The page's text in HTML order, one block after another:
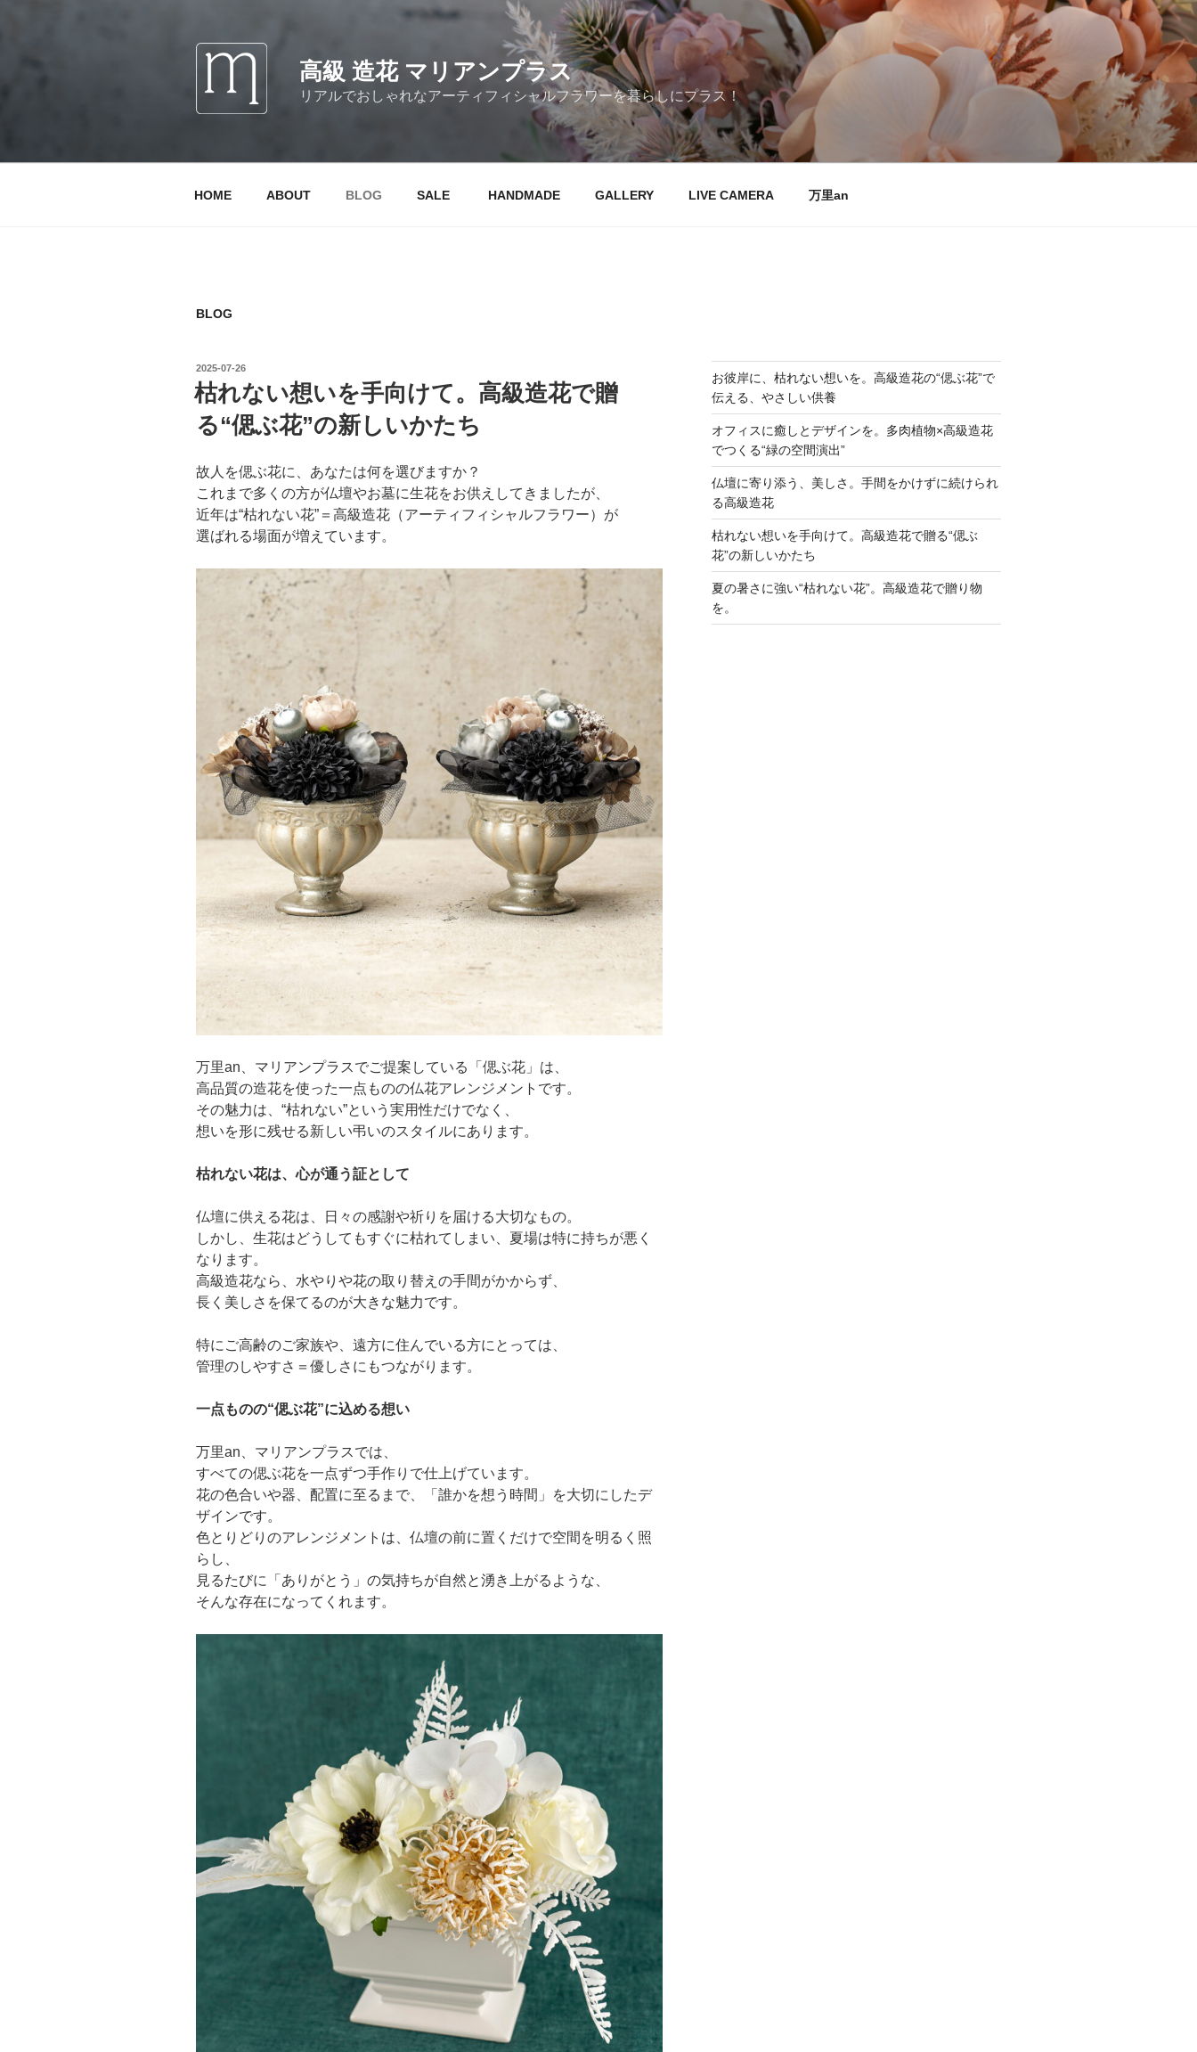
キ
高級 造花 マリアンプラス
リアルでおしゃれなアーティフィシャルフラワーを暮らしにプラス！
HOME ABOUT BLOG SALE HANDMADE GALLERY LIVE CAMERA 万里an
BLOG
投
稿
日:
2025-07-26
枯れない想いを手向けて。高級造花で贈
る“偲ぶ花”の新しいかたち
故人を偲ぶ花に、あなたは何を選びますか？
これまで多くの方が仏壇やお墓に生花をお供えしてきましたが、
近年は“枯れない花”＝高級造花（アーティフィシャルフラワー）が
選ばれる場面が増えています。
万里an、マリアンプラスでご提案している「偲ぶ花」は、
高品質の造花を使った一点ものの仏花アレンジメントです。
その魅力は、“枯れない”という実用性だけでなく、
想いを形に残せる新しい弔いのスタイルにあります。
枯れない花は、心が通う証として
仏壇に供える花は、日々の感謝や祈りを届ける大切なもの。
しかし、生花はどうしてもすぐに枯れてしまい、夏場は特に持ちが悪く
なります。
高級造花なら、水やりや花の取り替えの手間がかからず、
長く美しさを保てるのが大きな魅力です。
特にご高齢のご家族や、遠方に住んでいる方にとっては、
管理のしやすさ＝優しさにもつながります。
一点ものの“偲ぶ花”に込める想い
万里an、マリアンプラスでは、
すべての偲ぶ花を一点ずつ手作りで仕上げています。
花の色合いや器、配置に至るまで、「誰かを想う時間」を大切にしたデ
ザインです。
色とりどりのアレンジメントは、仏壇の前に置くだけで空間を明るく照
らし、
見るたびに「ありがとう」の気持ちが自然と湧き上がるような、
そんな存在になってくれます。
お彼岸に、枯れない想いを。高級造花の“偲ぶ花”で
伝える、やさしい供養
オフィスに癒しとデザインを。多肉植物×高級造花
でつくる“緑の空間演出”
仏壇に寄り添う、美しさ。手間をかけずに続けられ
る高級造花
枯れない想いを手向けて。高級造花で贈る“偲ぶ
花”の新しいかたち
夏の暑さに強い“枯れない花”。高級造花で贈り物
を。